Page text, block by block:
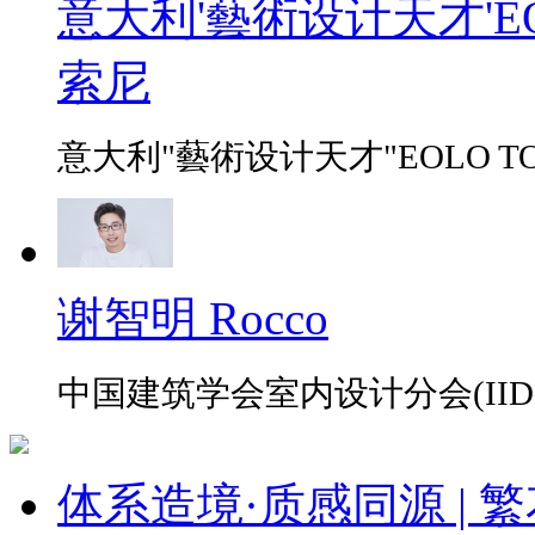
意大利'藝術设计天才
索尼
意大利"藝術设计天才"EOLO
谢智明 Rocco
中国建筑学会室内设计分会
体系造境·质感同源 |